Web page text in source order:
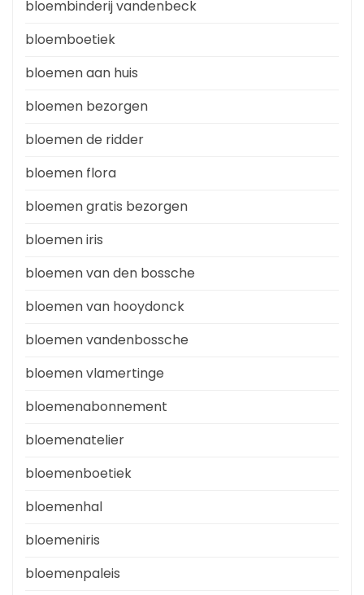
bloembinderij vandenbeck
bloemboetiek
bloemen aan huis
bloemen bezorgen
bloemen de ridder
bloemen flora
bloemen gratis bezorgen
bloemen iris
bloemen van den bossche
bloemen van hooydonck
bloemen vandenbossche
bloemen vlamertinge
bloemenabonnement
bloemenatelier
bloemenboetiek
bloemenhal
bloemeniris
bloemenpaleis